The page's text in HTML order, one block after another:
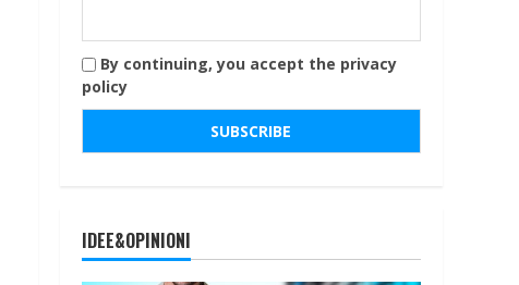
By continuing, you accept the privacy
policy
IDEE&OPINIONI